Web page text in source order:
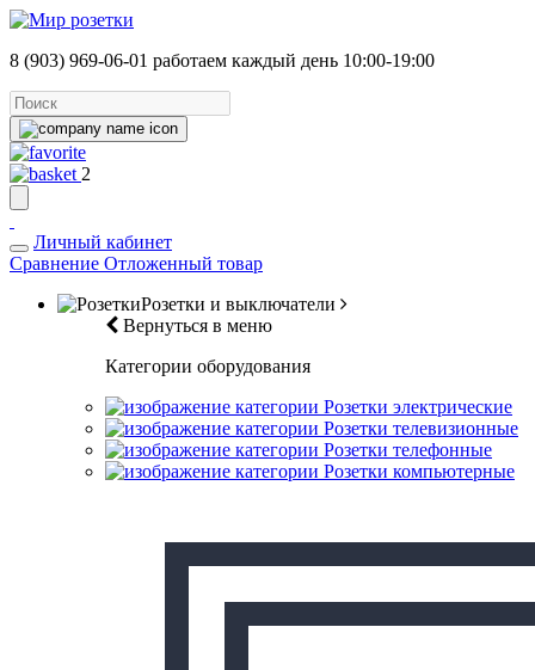
8 (903) 969-06-01 работаем каждый день 10:00-19:00
2
Личный кабинет
Сравнение Отложенный товар
Розетки и выключатели
Вернуться в меню
Категории оборудования
Розетки электрические
Розетки телевизионные
Розетки телефонные
Розетки компьютерные